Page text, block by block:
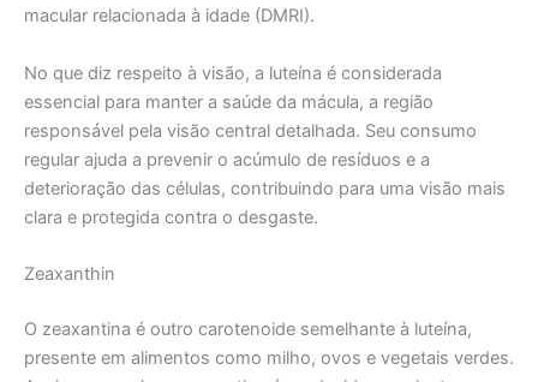
macular relacionada à idade (DMRI).
No que diz respeito à visão, a luteína é considerada
essencial para manter a saúde da mácula, a região
responsável pela visão central detalhada. Seu consumo
regular ajuda a prevenir o acúmulo de resíduos e a
deterioração das células, contribuindo para uma visão mais
clara e protegida contra o desgaste.
Zeaxanthin
O zeaxantina é outro carotenoide semelhante à luteína,
presente em alimentos como milho, ovos e vegetais verdes.